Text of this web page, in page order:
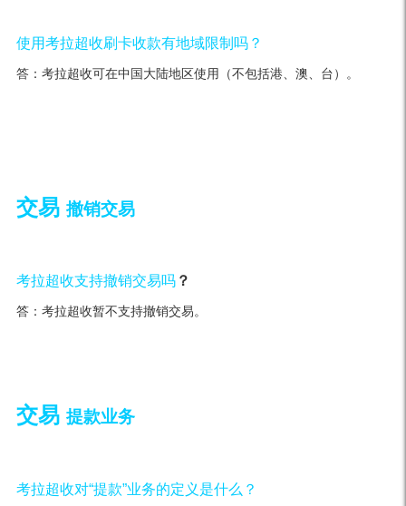
使用考拉超收刷卡收款有地域限制吗？
答：考拉超收可在中国大陆地区使用（不包括港、澳、台）。
交易 撤销交易
考拉超收支持撤销交易吗？
答：考拉超收暂不支持撤销交易。
交易 提款业务
考拉超收对“提款”业务的定义是什么？